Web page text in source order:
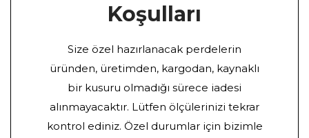
Koşulları
Size özel hazırlanacak perdelerin
üründen, üretimden, kargodan, kaynaklı
bir kusuru olmadığı sürece iadesi
alınmayacaktır. Lütfen ölçülerinizi tekrar
kontrol ediniz. Özel durumlar için bizimle